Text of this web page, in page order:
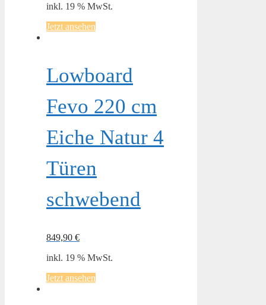
inkl. 19 % MwSt.
Jetzt ansehen
Lowboard
Fevo 220 cm
Eiche Natur 4
Türen
schwebend
849,90 €
inkl. 19 % MwSt.
Jetzt ansehen